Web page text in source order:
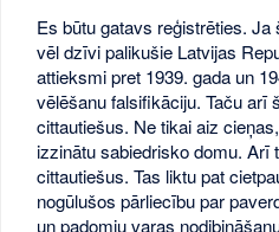
Es būtu gatavs reģistrēties.
vēl dzīvi palikušie Latvijas
attieksmi pret 1939. gada un
vēlēšanu falsifikāciju. Taču arī
cittautiešus. Ne tikai aiz
izzinātu sabiedrisko domu. Arī
cittautiešus. Tas liktu pat
nogūlušos pārliecību par
un padomju varas